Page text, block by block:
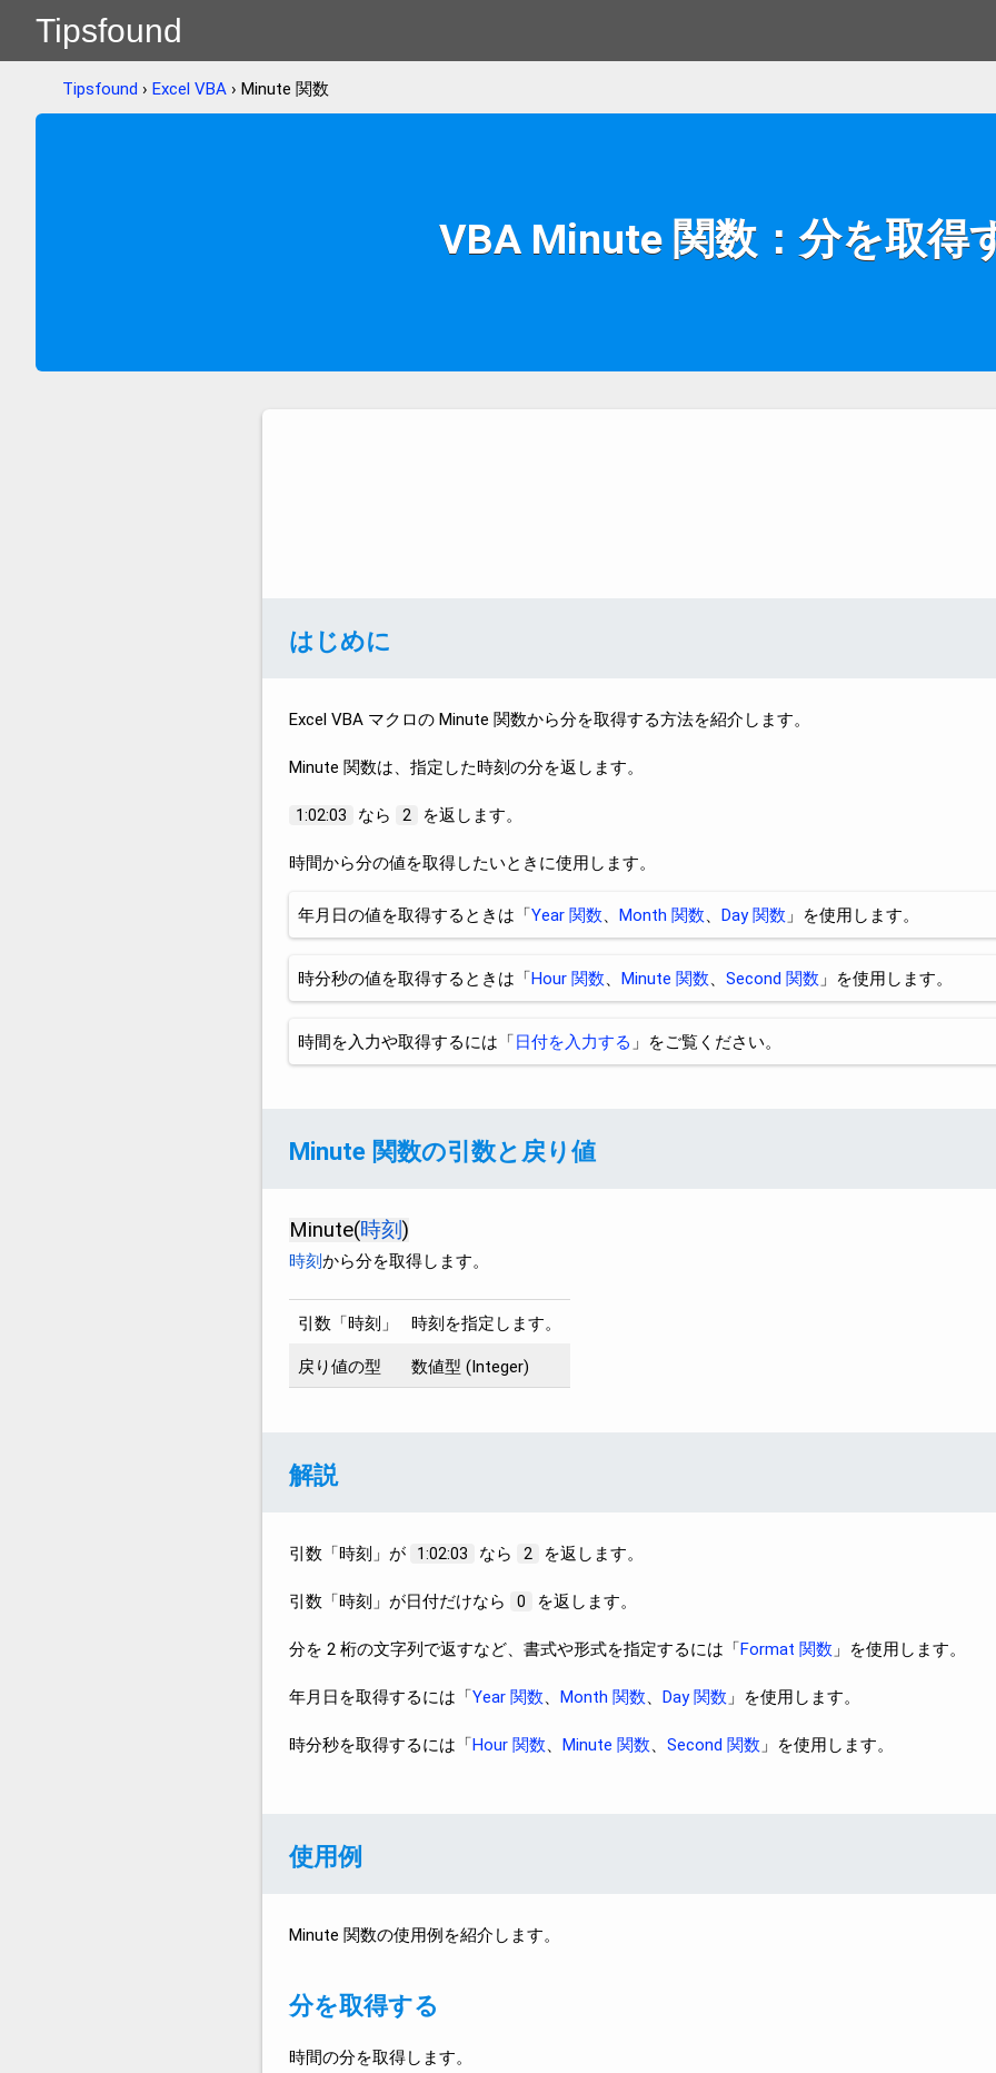
Tipsfound
Tipsfound › Excel VBA › Minute 関数
VBA Minute 関数：分を取得
はじめに
Excel VBA マクロの Minute 関数から分を取得する方法を紹介します。
Minute 関数は、指定した時刻の分を返します。
1:02:03 なら 2 を返します。
時間から分の値を取得したいときに使用します。
年月日の値を取得するときは「Year 関数、 Month 関数、 Day 関数 」を使用します。
時分秒の値を取得するときは「Hour 関数、 Minute 関数、 Second 関数 」を使用します。
時間を入力や取得するには「日付を入力する 」をご覧ください。
Minute 関数の引数と戻り値
Minute(時刻)
時刻から分を取得します。
引数「時刻」 時刻を指定します。
戻り値の型 数値型 (Integer)
解説
引数「時刻」が 1:02:03 なら 2 を返します。
引数「時刻」が日付だけなら 0 を返します。
分を 2 桁の文字列で返すなど、書式や形式を指定するには「Format 関数 」を使用します。
年月日を取得するには「Year 関数、 Month 関数、 Day 関数 」を使用します。
時分秒を取得するには「Hour 関数、 Minute 関数、 Second 関数 」を使用します。
使用例
Minute 関数の使用例を紹介します。
分を取得する
時間の分を取得します。